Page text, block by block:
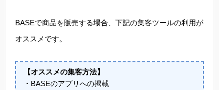
BASEで商品を販売する場合、下記の集客ツールの利用が
オススメです。
【オススメの集客方法】
・BASEのアプリへの掲載